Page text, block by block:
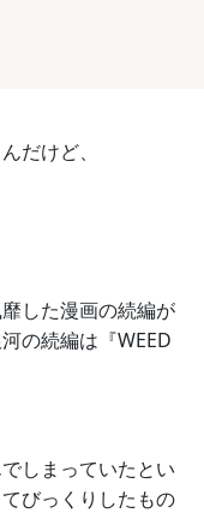
だけど、
した漫画の続編が
の続編は『WEED
しまっていたとい
びっくりしたもの